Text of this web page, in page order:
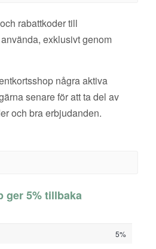
rabattkoder till
exklusivt genom
några aktiva
senare för att ta del av
och bra erbjudanden.
ger 5% tillbaka
5%